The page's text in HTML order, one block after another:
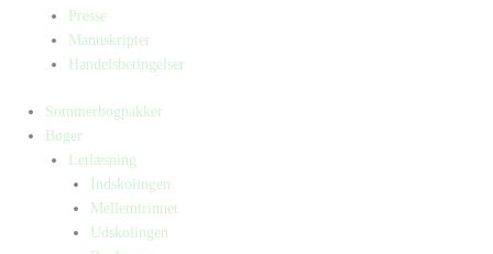
Presse
Manuskripter
Handelsbetingelser
Sommerbogpakker
Bøger
Letlæsning
Indskolingen
Mellemtrinnet
Udskolingen